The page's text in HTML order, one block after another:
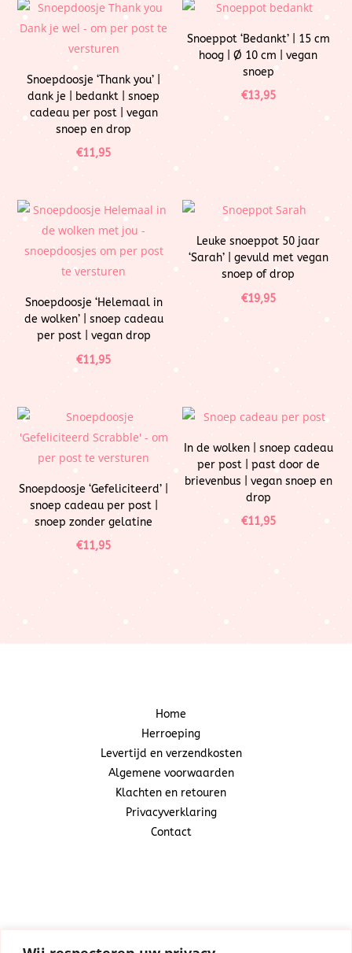
Snoepdoosje ‘Thank you’ |
dank je | bedankt | snoep
cadeau per post | vegan
snoep en drop
€11,95
Snoeppot ‘Bedankt’ | 15 cm
hoog | Ø 10 cm | vegan
snoep
€13,95
Snoepdoosje ‘Helemaal in
de wolken’ | snoep cadeau
per post | vegan drop
€11,95
Leuke snoeppot 50 jaar
‘Sarah’ | gevuld met vegan
snoep of drop
€19,95
Snoepdoosje ‘Gefeliciteerd’ |
snoep cadeau per post |
snoep zonder gelatine
€11,95
In de wolken | snoep cadeau
per post | past door de
brievenbus | vegan snoep en
drop
€11,95
Home
Herroeping
Levertijd en verzendkosten
Algemene voorwaarden
Klachten en retouren
Privacyverklaring
Contact